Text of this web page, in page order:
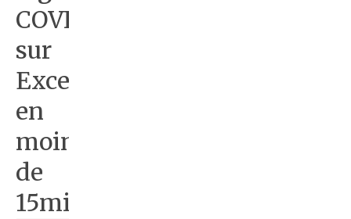
COVID19
sur
Excel
en
moins
de
15min.